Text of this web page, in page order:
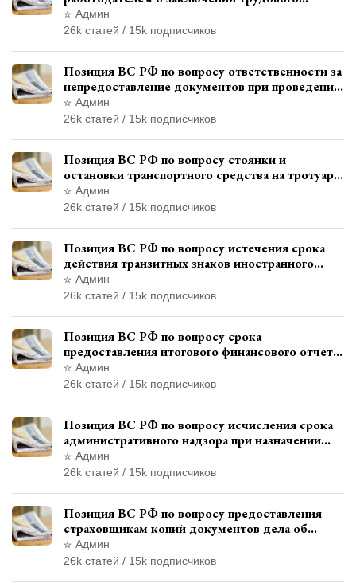
договора с бывшим государственным
служащим
Админ
26k статей / 15k подписчиков
Позиция ВС РФ по вопросу ответственности за
непредоставление документов при проведении
контроля и надзора
Админ
26k статей / 15k подписчиков
Позиция ВС РФ по вопросу стоянки и
остановки транспортного средства на тротуаре
и квалификации административного
правонарушения
Админ
26k статей / 15k подписчиков
Позиция ВС РФ по вопросу истечения срока
действия транзитных знаков иностранного
государства и отсутствия состава
административного правонарушения
Админ
26k статей / 15k подписчиков
Позиция ВС РФ по вопросу срока
предоставления итогового финансового отчета
кандидатом в соответствии с
законодательством о выборах
Админ
26k статей / 15k подписчиков
Позиция ВС РФ по вопросу исчисления срока
административного надзора при назначении
дополнительного наказания, отличного от
ограничения свободы
Админ
26k статей / 15k подписчиков
Позиция ВС РФ по вопросу предоставления
страховщикам копий документов дела об
административном правонарушении для
автотехнической экспертизы
Админ
26k статей / 15k подписчиков